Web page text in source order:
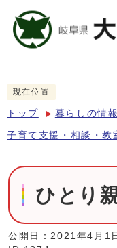
現在位置
トップ 暮らしの情報
子育て支援・相談・教
ひとり
公開日：2021年4月1